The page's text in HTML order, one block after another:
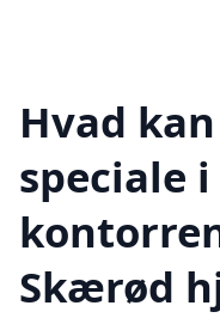
Hvad
speciale i
Skærød